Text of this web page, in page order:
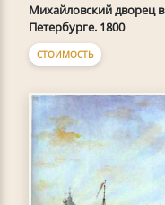
Михайловский дворец в
Петербурге. 1800
СТОИМОСТЬ